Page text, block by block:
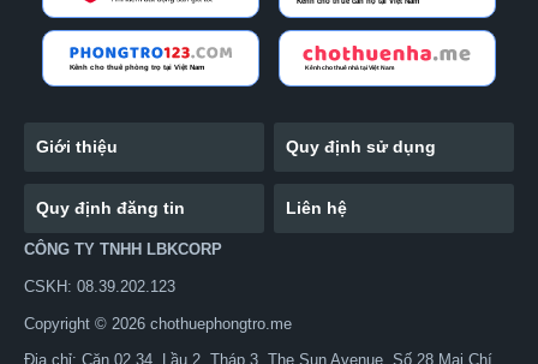
Giới thiệu Quy định sử dụng
Quy định đăng tin Liên hệ
CÔNG TY TNHH LBKCORP
CSKH: 08.39.202.123
Copyright © 2026 chothuephongtro.me
Địa chỉ: Căn 02.34, Lầu 2, Tháp 3, The Sun Avenue, Số 28 Mai Chí